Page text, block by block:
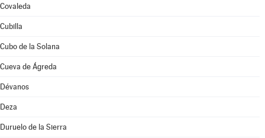
Covaleda
Cubilla
Cubo de la Solana
Cueva de Ágreda
Dévanos
Deza
Duruelo de la Sierra